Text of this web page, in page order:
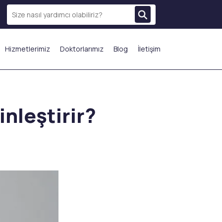
Hizmetlerimiz Doktorlarımız Blog İletişim